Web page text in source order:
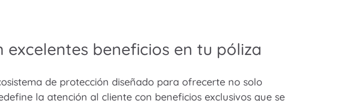
beneficios en tu póliza
de protección diseñado para ofrecerte no solo
la atención al cliente con beneficios exclusivos que se